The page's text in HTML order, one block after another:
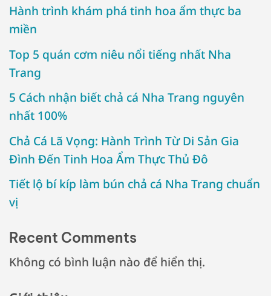
Hành trình khám phá tinh hoa ẩm thực ba
miền
Top 5 quán cơm niêu nổi tiếng nhất Nha
Trang
5 Cách nhận biết chả cá Nha Trang nguyên
nhất 100%
Chả Cá Lã Vọng: Hành Trình Từ Di Sản Gia
Đình Đến Tinh Hoa Ẩm Thực Thủ Đô
Tiết lộ bí kíp làm bún chả cá Nha Trang chuẩn
vị
Recent Comments
Không có bình luận nào để hiển thị.